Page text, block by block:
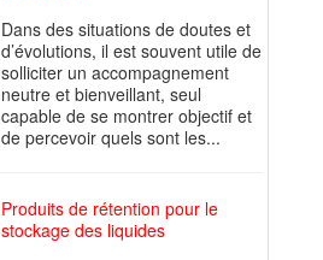
Dans des situations de doutes et
d’évolutions, il est souvent utile de
solliciter un accompagnement
neutre et bienveillant, seul
capable de se montrer objectif et
de percevoir quels sont les...
Produits de rétention pour le
stockage des liquides